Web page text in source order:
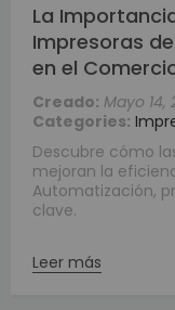
La
Impresoras
en el
Creado: Mayo 14,
Categories:
Descubre cómo
mejoran la
Automatización,
clave.
Leer más